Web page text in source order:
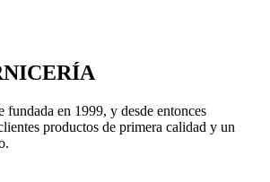
fundada en 1999, y desde entonces
productos de primera calidad y un